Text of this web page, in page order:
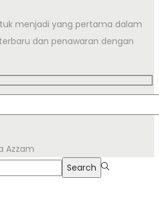
menjadi yang pertama dalam
dan penawaran dengan
Azzam
Search